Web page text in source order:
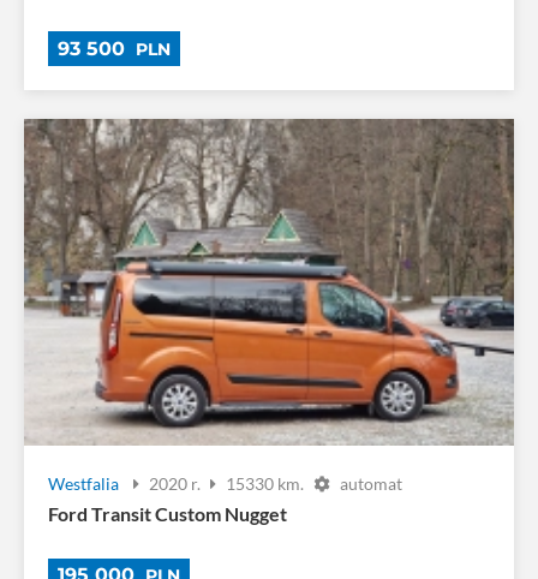
93 500 PLN
Westfalia 2020 r. 15330 km. automat
Ford Transit Custom Nugget